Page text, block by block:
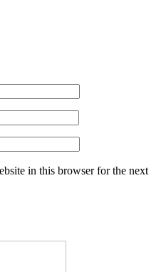
in this browser for the next